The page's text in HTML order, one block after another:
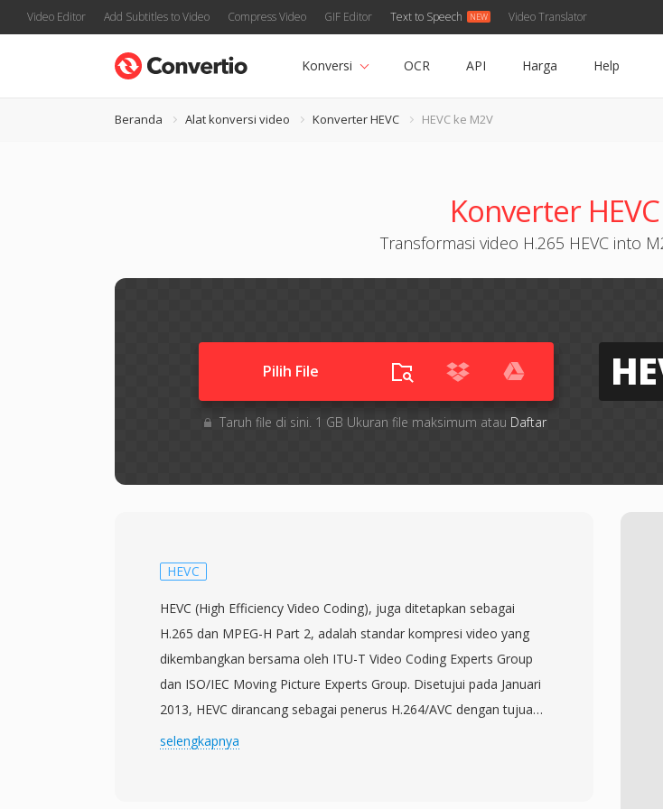
Video Editor Add Subtitles to Video Compress Video GIF Editor Text to Speech Video Translator
Konversi OCR API Harga Help
Beranda Alat konversi video Konverter HEVC HEVC ke M2V
Konverter
Transformasi video H.265 HEVC into
Pilih File
Taruh file di sini. 1 GB Ukuran file maksimum atau Daftar
HEVC
HEVC (High Efficiency Video Coding), juga ditetapkan sebagai
H.265 dan MPEG-H Part 2, adalah standar kompresi video yang
dikembangkan bersama oleh ITU-T Video Coding Experts Group
dan ISO/IEC Moving Picture Experts Group. Disetujui pada Januari
2013, HEVC dirancang sebagai penerus H.264/AVC dengan tujuan
utama menggandakan efisiensi kompresi — mencapai kualitas
selengkapnya